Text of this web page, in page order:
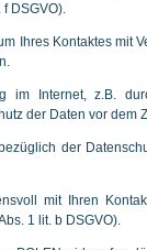
DSGVO).
Ihres Kontaktes mit
im Internet, z.B.
der Daten vor dem
der
mit Ihren
1 lit. b DSGVO).